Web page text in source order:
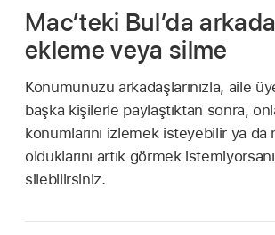
Mac’teki Bul’da
ekleme veya silme
Konumunuzu arkadaşlarınızla, aile
başka kişilerle paylaştıktan sonra,
konumlarını izlemek isteyebilir ya da
olduklarını artık görmek
silebilirsiniz.